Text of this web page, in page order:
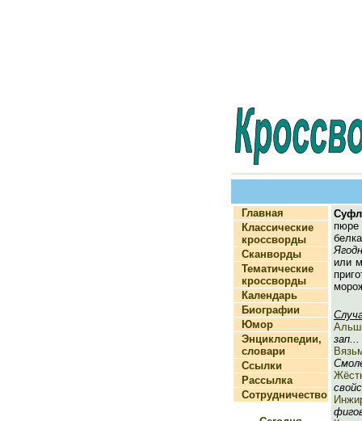
Главная
Классические
кроссворды
Сканворды
Тематические
кроссворды
Календарь
Биографии
Юмор
Энциклопедии,
словари
Ссылки
Рассылка
Сотрудничество
или
зап...